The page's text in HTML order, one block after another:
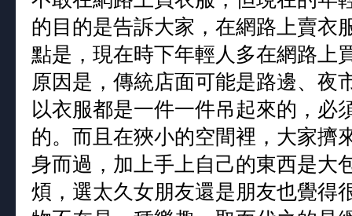
的目的是告訴大家，在網路上賣衣
點是，現在時下年輕人多在網路上
原因是，傳統店面可能是路邊、夜
以衣服都是一件一件吊起來的，必
的。而且在狹小的空間裡，大家擠
身而過，加上手上自己的東西是大
煩，選太久女朋友還是朋友也覺得